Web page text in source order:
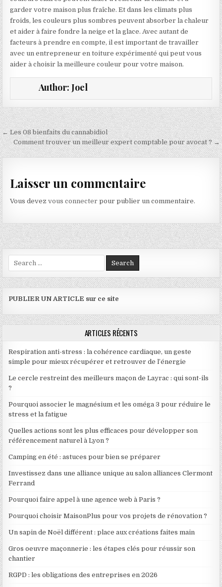
garder votre maison plus fraîche. Et dans les climats plus
froids, les couleurs plus sombres peuvent absorber la chaleur
et aider à faire fondre la neige et la glace. Avec autant de
facteurs à prendre en compte, il est important de travailler
avec un entrepreneur en toiture expérimenté qui peut vous
aider à choisir la meilleure couleur pour votre maison.
Author: Joel
Navigation de l’article
← Les 08 bienfaits du cannabidiol
Comment trouver un meilleur expert comptable pour avocat ? →
Laisser un commentaire
Vous devezvous connecter pour publier un commentaire.
Search for:
PUBLIER UN ARTICLE sur ce site
ARTICLES RÉCENTS
Respiration anti-stress : la cohérence cardiaque, un geste
simple pour mieux récupérer et retrouver de l’énergie
Le cercle restreint des meilleurs maçon de Layrac : qui sont-ils
?
Pourquoi associer le magnésium et les oméga 3 pour réduire le
stress et la fatigue
Quelles actions sont les plus efficaces pour développer son
référencement naturel à Lyon ?
Camping en été : astuces pour bien se préparer
Investissez dans une alliance unique au salon alliances Clermont
Ferrand
Pourquoi faire appel à une agence web à Paris ?
Pourquoi choisir MaisonPlus pour vos projets de rénovation ?
Un sapin de Noël différent : place aux créations faites main
Gros oeuvre maçonnerie : les étapes clés pour réussir son
chantier
RGPD : les obligations des entreprises en 2026